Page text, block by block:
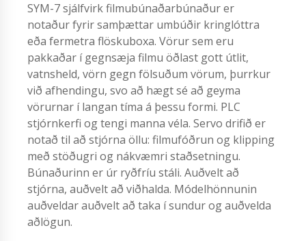
SYM-7 sjálfvirk filmubúnaðarbúnaður er
notaður fyrir samþættar umbúðir kringlóttra
eða fermetra flöskuboxa. Vörur sem eru
pakkaðar í gegnsæja filmu öðlast gott útlit,
vatnsheld, vörn gegn fölsuðum vörum, þurrkur
við afhendingu, svo að hægt sé að geyma
vörurnar í langan tíma á þessu formi. PLC
stjórnkerfi og tengi manna véla. Servo drifið er
notað til að stjórna öllu: filmufóðrun og klipping
með stöðugri og nákvæmri staðsetningu.
Búnaðurinn er úr ryðfríu stáli. Auðvelt að
stjórna, auðvelt að viðhalda. Módelhönnunin
auðveldar auðvelt að taka í sundur og auðvelda
aðlögun.